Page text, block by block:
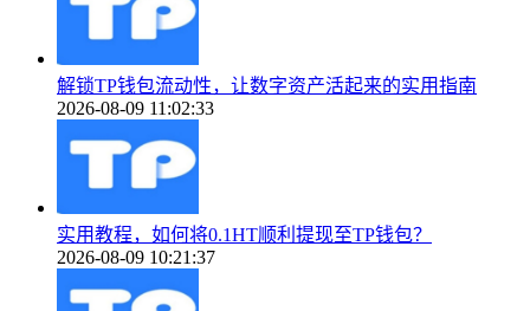
解锁TP钱包流动性，让数字资产活起来的实用指南
2026-08-09 11:02:33
实用教程，如何将0.1HT顺利提现至TP钱包？
2026-08-09 10:21:37